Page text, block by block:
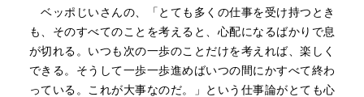
ベッポじいさんの、「とても多くの仕事を受け持つとき
も、そのすべてのことを考えると、心配になるばかりで息
が切れる。いつも次の一歩のことだけを考えれば、楽しく
できる。そうして一歩一歩進めばいつの間にかすべて終わ
っている。これが大事なのだ。」という仕事論がとても心